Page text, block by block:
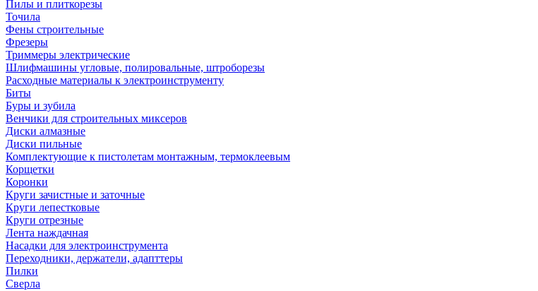
Пилы и плиткорезы
Точила
Фены строительные
Фрезеры
Триммеры электрические
Шлифмашины угловые, полировальные, штроборезы
Расходные материалы к электроинструменту
Биты
Буры и зубила
Венчики для строительных миксеров
Диски алмазные
Диски пильные
Комплектующие к пистолетам монтажным, термоклеевым
Корщетки
Коронки
Круги зачистные и заточные
Круги лепестковые
Круги отрезные
Лента наждачная
Насадки для электроинструмента
Переходники, держатели, адапттеры
Пилки
Сверла